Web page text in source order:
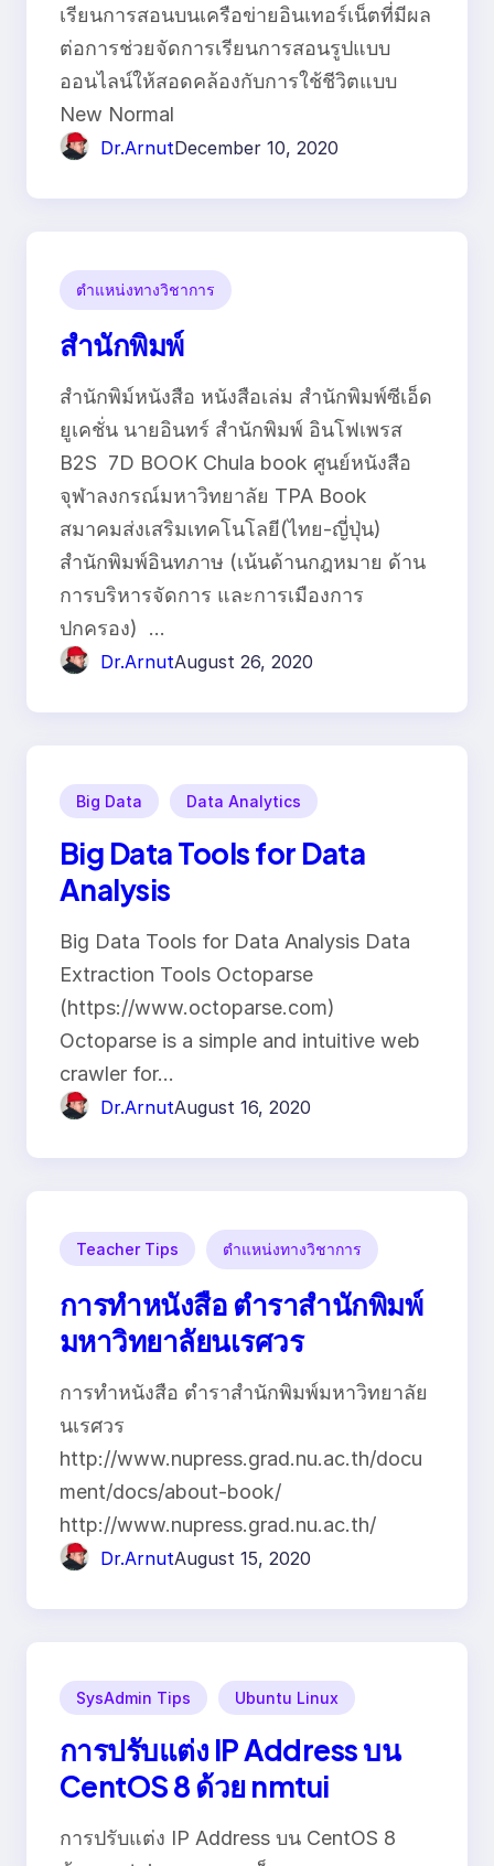
เรียนการสอนบนเครือข่ายอินเทอร์เน็ตที่มีผล
ต่อการช่วยจัดการเรียนการสอนรูปแบบ
ออนไลน์ให้สอดคล้องกับการใช้ชีวิตแบบ
New Normal
Dr.ArnutDecember 10, 2020
ตำแหน่งทางวิชาการ
สำนักพิมพ์
สำนักพิม์หนังสือ หนังสือเล่ม สำนักพิมพ์ซีเอ็ด
ยูเคชั่น นายอินทร์ สำนักพิมพ์ อินโฟเพรส
B2S 7D BOOK Chula book ศูนย์หนังสือ
จุฬาลงกรณ์มหาวิทยาลัย TPA Book
สมาคมส่งเสริมเทคโนโลยี(ไทย-ญี่ปุ่น)
สำนักพิมพ์อินทภาษ (เน้นด้านกฎหมาย ด้าน
การบริหารจัดการ และการเมืองการ
ปกครอง) …
Dr.ArnutAugust 26, 2020
Big Data Data Analytics
Big Data Tools for Data
Analysis
Big Data Tools for Data Analysis Data
Extraction Tools Octoparse
(https://www.octoparse.com)
Octoparse is a simple and intuitive web
crawler for…
Dr.ArnutAugust 16, 2020
Teacher Tips ตำแหน่งทางวิชาการ
การทำหนังสือ ตำราสำนักพิมพ์
มหาวิทยาลัยนเรศวร
การทำหนังสือ ตำราสำนักพิมพ์มหาวิทยาลัย
นเรศวร
http://www.nupress.grad.nu.ac.th/docu
ment/docs/about-book/
http://www.nupress.grad.nu.ac.th/
Dr.ArnutAugust 15, 2020
SysAdmin Tips Ubuntu Linux
การปรับแต่ง IP Address บน
CentOS 8 ด้วย nmtui
การปรับแต่ง IP Address บน CentOS 8